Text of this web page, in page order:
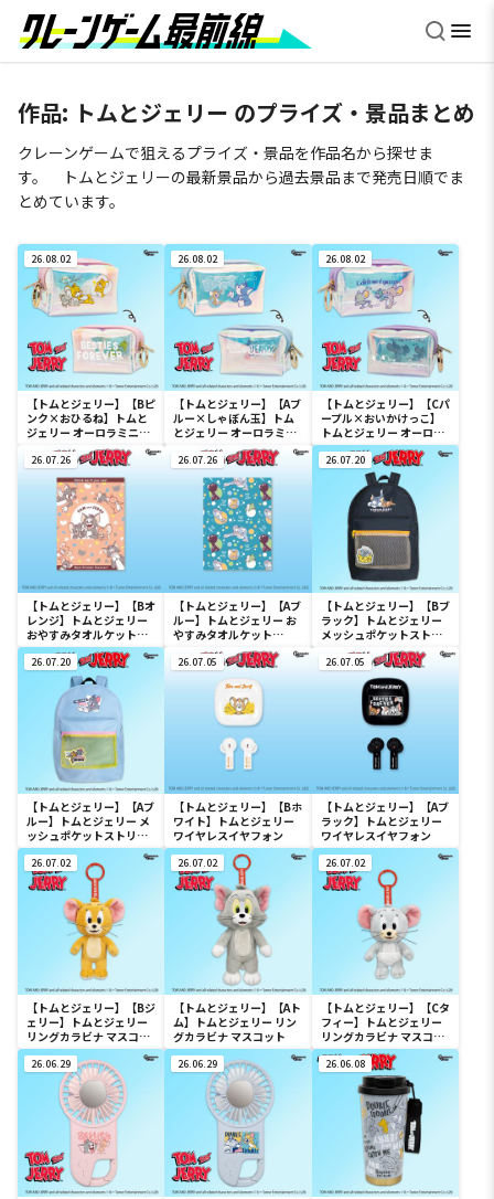
作品: トムとジェリー のプライズ・景品まとめ
クレーンゲームで狙えるプライズ・景品を作品名から探せま
す。 トムとジェリーの最新景品から過去景品まで発売日順でま
とめています。
26.08.02
【トムとジェリー】【Bピ
ンク×おひるね】トムと
ジェリー オーロラミニポ
26.08.02
【トムとジェリー】【Aブ
ルー×しゃぼん玉】トム
とジェリー オーロラミニ
ポーチ
26.08.02
【トムとジェリー】【Cパ
ープル×おいかけっこ】
トムとジェリー オーロラ
ミニポーチ
26.07.26
【トムとジェリー】【Bオ
レンジ】トムとジェリー
おやすみタオルケット
Ver.3
26.07.26
【トムとジェリー】【Aブ
ルー】トムとジェリー お
やすみタオルケット
26.07.20
【トムとジェリー】【Bブ
ラック】トムとジェリー
メッシュポケットストリ
ートリュック Ver.2
26.07.20
【トムとジェリー】【Aブ
ルー】トムとジェリー メ
ッシュポケットストリー
トリュック Ver.2
26.07.05
【トムとジェリー】【Bホ
ワイト】トムとジェリー
ワイヤレスイヤフォン
26.07.05
【トムとジェリー】【Aブ
ラック】トムとジェリー
ワイヤレスイヤフォン
26.07.02
【トムとジェリー】【Bジ
ェリー】トムとジェリー
リングカラビナ マスコッ
ト
26.07.02
【トムとジェリー】【Aト
ム】トムとジェリー リン
グカラビナ マスコット
26.07.02
【トムとジェリー】【Cタ
フィー】トムとジェリー
リングカラビナ マスコッ
ト
26.06.29 26.06.29 26.06.08